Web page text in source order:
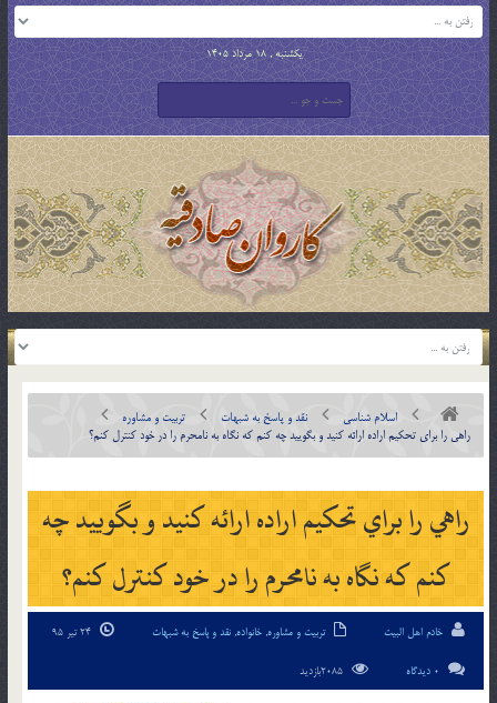
یکشنبه , 18 مرداد 1405
اسلام شناسی نقد و پاسخ به شبهات
تربیت و مشاوره
راهي را براي تحكيم اراده ارائه كنيد و بگوييد چه كنم كه نگاه به نامحرم را در خود كنترل كنم؟
راهي را براي تحكيم اراده ارائه كنيد و بگوييد چه
كنم كه نگاه به نامحرم را در خود كنترل كنم؟
خادم اهل البیت تربیت و مشاوره, خانواده, نقد و پاسخ به شبهات
0 دیدگاه